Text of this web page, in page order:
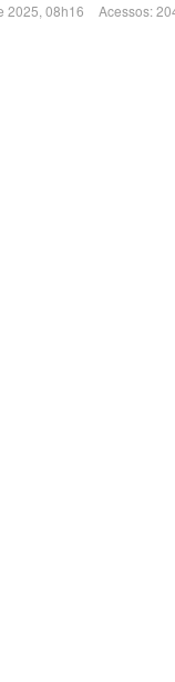
2025, 08h16 Acessos: